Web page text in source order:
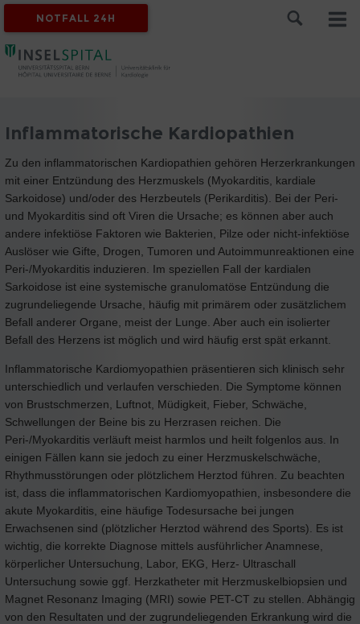
NOTFALL 24H
Inflammatorische Kardiopathien
Zu den inflammatorischen Kardiopathien gehören Herzerkrankungen
mit einer Entzündung des Herzmuskels (Myokarditis, kardiale
Sarkoidose) und/oder des Herzbeutels (Perikarditis). Bei der Peri-
und Myokarditis sind oft Viren die Ursache; es können aber auch
andere infektiöse Faktoren wie Bakterien, Pilze oder nicht-infektiöse
Auslöser wie Gifte, Drogen, Tumoren und Autoimmunreaktionen eine
Peri-/Myokarditis induzieren. Im speziellen Fall der kardialen
Sarkoidose ist eine systemische granulomatöse Entzündung die
zugrundeliegende Ursache, häufig mit primärem oder zusätzlichem
Befall anderer Organe, meist der Lunge. Aber auch ein isolierter
Befall des Herzens ist möglich und wird häufig erst spät erkannt.
Inflammatorische Kardiomyopathien präsentieren sich klinisch sehr
unterschiedlich und verlaufen verschieden. Die Symptome können
von Brustschmerzen, Luftnot, Müdigkeit, Fieber, Schwäche,
Schwellungen der Beine bis zu Herzrasen reichen. Die
Peri-/Myokarditis verläuft meist harmlos und heilt folgenlos aus. In
einigen Fällen kann sie jedoch zu einer Herzmuskelschwäche,
Rhythmusstörungen oder plötzlichem Herztod führen. Zu beachten
ist, dass die inflammatorischen Kardiomyopathien, insbesondere die
akute Myokarditis, eine häufige Todesursache bei jungen
Erwachsenen sind (plötzlicher Herztod während des Sports). Es ist
wichtig, die korrekte Diagnose mittels ausführlicher Anamnese,
körperlicher Untersuchung, Labor, EKG, Herz- Ultraschall
Untersuchung sowie ggf. Herzkatheter mit Herzmuskelbiopsien und
Magnet Resonanz Imaging (MRI) sowie PET-CT zu stellen. Abhängig
von den Resultaten und der zugrundeliegenden Erkrankung wird die